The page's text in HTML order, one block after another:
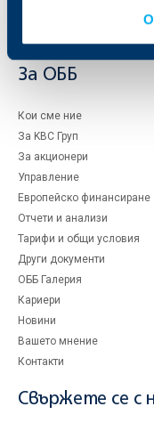
За ОББ
Кои сме ние
За KBC Груп
За акционери
Управление
Европейско финансиране
Отчети и анализи
Тарифи и общи условия
Други документи
ОББ Галерия
Кариери
Новини
Вашето мнение
Контакти
Свържете се с